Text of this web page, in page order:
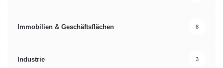
Immobilien & Geschäftsflächen 8
Industrie 3